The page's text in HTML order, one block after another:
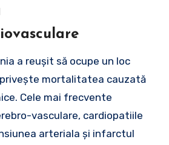
a reușit să ocupe un loc
mortalitatea cauzată
Cele mai frecvente
vasculare, cardiopatiile
arteriala și infarctul